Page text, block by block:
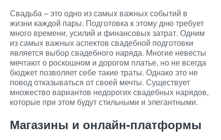
Свадьба – это одно из самых важных событий в
жизни каждой пары. Подготовка к этому дню требует
много времени, усилий и финансовых затрат. Одним
из самых важных аспектов свадебной подготовки
является выбор свадебного наряда. Многие невесты
мечтают о роскошном и дорогом платье, но не всегда
бюджет позволяет себе такие траты. Однако это не
повод отказываться от своей мечты. Существует
множество вариантов недорогих свадебных нарядов,
которые при этом будут стильными и элегантными.
Магазины и онлайн-платформы